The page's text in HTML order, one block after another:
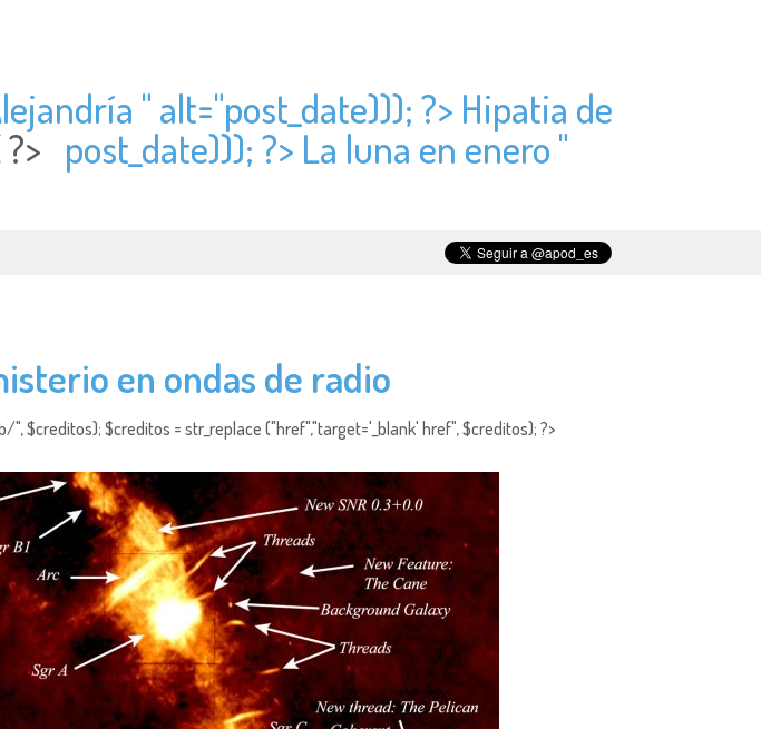
" alt="post_date))); ?> Hipatia de
post_date))); ?> La luna en enero "
en ondas de radio
$creditos = str_replace ("href","target='_blank' href", $creditos); ?>